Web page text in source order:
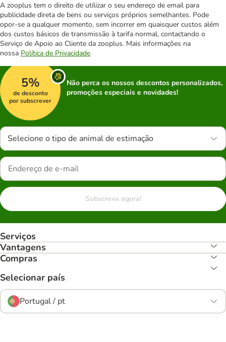
A zooplus tem o direito de utilizar o seu endereço de email para
publicidade direta de bens ou serviços próprios semelhantes. Pode
opor-se a qualquer momento, sem incorrer em quaisquer custos além
dos custos básicos de transmissão à tarifa normal, contactando o
Serviço de Apoio ao Cliente da zooplus. Mais informações na
nossa Política de Privacidade
5%
de desconto
por subscrever
Não perca os nossos descontos personalizados,
promoções especiais e novidades!
Selecione o tipo de animal de estimação
Subscreva agora!
Serviços
Vantagens
Compras
Selecionar país
Portugal / pt